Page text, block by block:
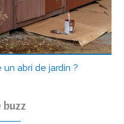
abri de jardin ?